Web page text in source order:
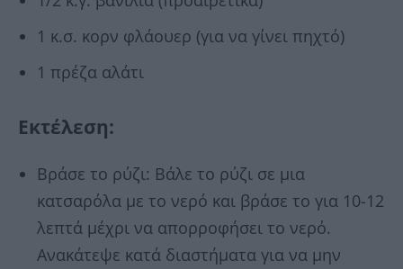
1 κ.σ. κορν φλάουερ (για να γίνει πηχτό)
1 πρέζα αλάτι
Εκτέλεση:
Βράσε το ρύζι: Βάλε το ρύζι σε μια
κατσαρόλα με το νερό και βράσε το για 10-12
λεπτά μέχρι να απορροφήσει το νερό.
Ανακάτεψε κατά διαστήματα για να μην